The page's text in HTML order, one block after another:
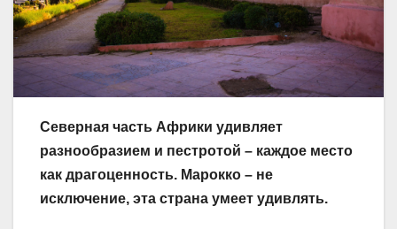
Северная часть Африки удивляет
разнообразием и пестротой – каждое место
как драгоценность. Марокко – не
исключение, эта страна умеет удивлять.